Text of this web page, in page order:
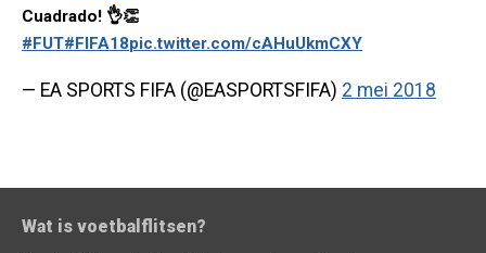
Cuadrado! 👌👏
#FUT#FIFA18pic.twitter.com/cAHuUkmCXY
— EA SPORTS FIFA (@EASPORTSFIFA) 2 mei 2018
Wat is voetbalflitsen?